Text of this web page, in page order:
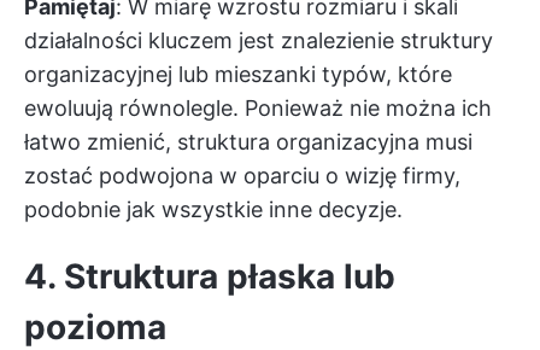
Pamiętaj: W miarę wzrostu rozmiaru i skali
działalności kluczem jest znalezienie struktury
organizacyjnej lub mieszanki typów, które
ewoluują równolegle. Ponieważ nie można ich
łatwo zmienić, struktura organizacyjna musi
zostać podwojona w oparciu o wizję firmy,
podobnie jak wszystkie inne decyzje.
4. Struktura płaska lub
pozioma